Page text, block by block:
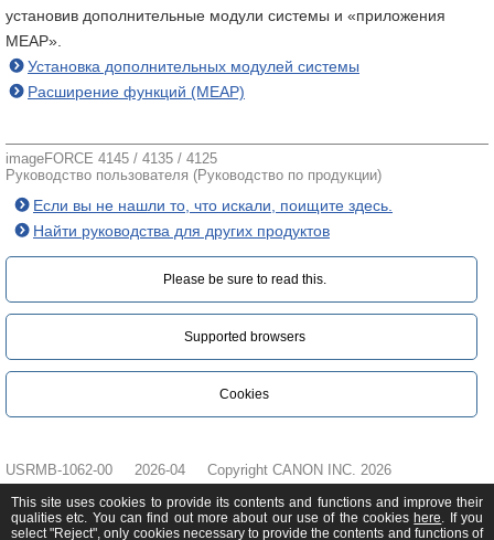
установив дополнительные модули системы и «приложения
MEAP».
Установка дополнительных модулей системы
Расширение функций (MEAP)
imageFORCE 4145 / 4135 / 4125
Руководство пользователя (Руководство по продукции)
Если вы не нашли то, что искали, поищите здесь.
Найти руководства для других продуктов
Please be sure to read this.‎
Supported browsers
Cookies
USRMB-1062-00 2026-04 Copyright CANON INC. 2026
This site uses cookies to provide its contents and functions and improve their
qualities etc. You can find out more about our use of the cookies here. If you
select "Reject", only cookies necessary to provide the contents and functions of